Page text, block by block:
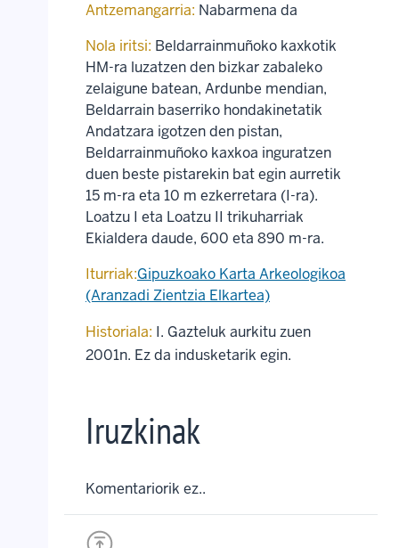
Antzemangarria: Nabarmena da
Nola iritsi: Beldarrainmuñoko kaxkotik
HM-ra luzatzen den bizkar zabaleko
zelaigune batean, Ardunbe mendian,
Beldarrain baserriko hondakinetatik
Andatzara igotzen den pistan,
Beldarrainmuñoko kaxkoa inguratzen
duen beste pistarekin bat egin aurretik
15 m-ra eta 10 m ezkerretara (I-ra).
Loatzu I eta Loatzu II trikuharriak
Ekialdera daude, 600 eta 890 m-ra.
Iturriak:Gipuzkoako Karta Arkeologikoa
(Aranzadi Zientzia Elkartea)
Historiala: I. Gazteluk aurkitu zuen
2001n. Ez da indusketarik egin.
Iruzkinak
Komentariorik ez..